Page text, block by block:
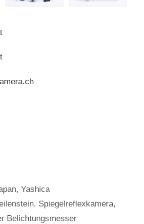
,Yashica
, Spiegelreflexkamera,
Belichtungsmesser